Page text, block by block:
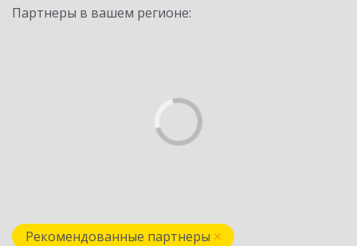
Партнеры в вашем регионе:
Рекомендованные партнеры